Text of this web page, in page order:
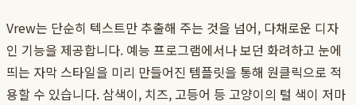
Vrew는 단순히 텍스트만 추출해 주는 것을 넘어, 다채로운 디자
인 기능을 제공합니다. 예능 프로그램에서나 보던 화려하고 눈에
띄는 자막 스타일을 미리 만들어진 템플릿을 통해 원클릭으로 적
용할 수 있습니다. 삼색이, 치즈, 고등어 등 고양이의 털 색이 저마